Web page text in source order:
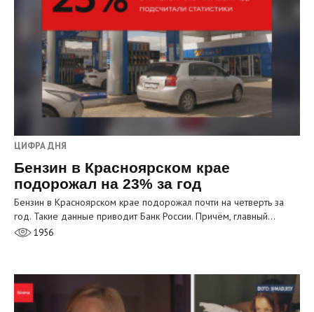
ЦИФРА ДНЯ
Бензин в Красноярском крае
подорожал на 23% за год
Бензин в Красноярском крае подорожал почти на четверть за
год. Такие данные приводит Банк России. Причём, главный…
1956